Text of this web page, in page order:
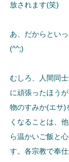
放されます(笑)
あ、だからとい
(^^;)
むしろ、人間同
に頑張ったほう
物のすみか(エサ)
くなることは、
ら温かいご飯と
す。各宗教で奉